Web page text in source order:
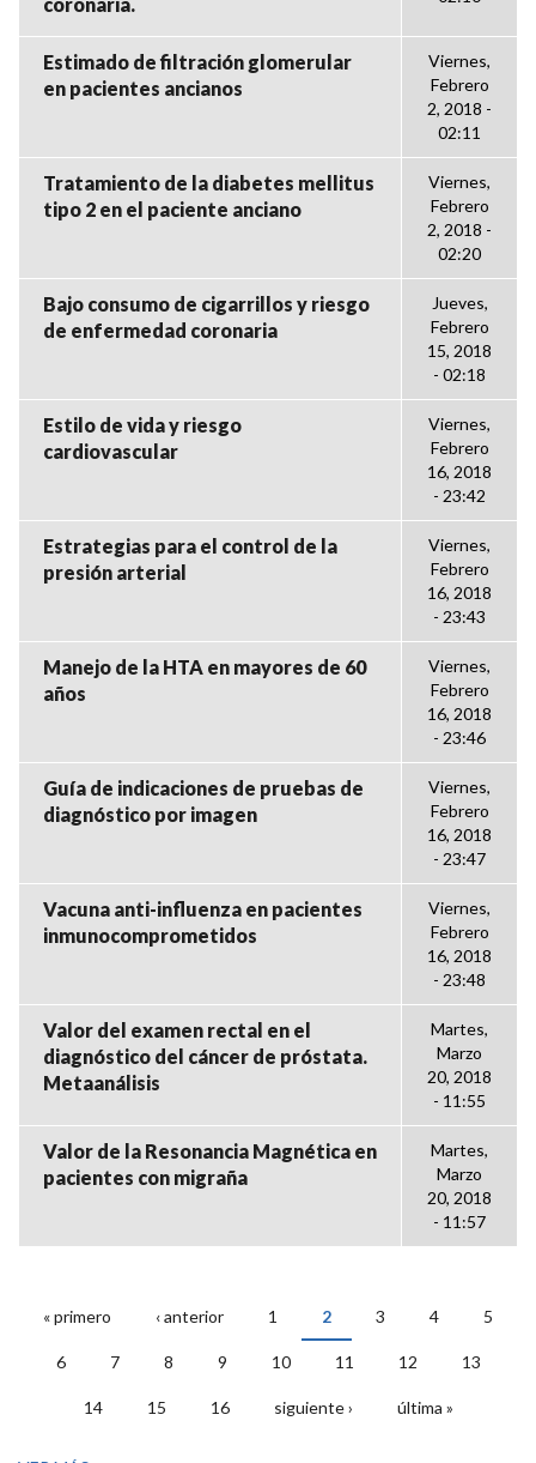
Estimado de filtración glomerular
en pacientes ancianos
Viernes,
Febrero
2, 2018 -
02:11
Tratamiento de la diabetes mellitus
tipo 2 en el paciente anciano
Viernes,
Febrero
2, 2018 -
02:20
Bajo consumo de cigarrillos y riesgo
de enfermedad coronaria
Jueves,
Febrero
15, 2018
- 02:18
Estilo de vida y riesgo
cardiovascular
Viernes,
Febrero
16, 2018
- 23:42
Estrategias para el control de la
presión arterial
Viernes,
Febrero
16, 2018
- 23:43
Manejo de la HTA en mayores de 60
años
Viernes,
Febrero
16, 2018
- 23:46
Guía de indicaciones de pruebas de
diagnóstico por imagen
Viernes,
Febrero
16, 2018
- 23:47
Vacuna anti-influenza en pacientes
inmunocomprometidos
Viernes,
Febrero
16, 2018
- 23:48
Valor del examen rectal en el
diagnóstico del cáncer de próstata.
Metaanálisis
Martes,
Marzo
20, 2018
- 11:55
Valor de la Resonancia Magnética en
pacientes con migraña
Martes,
Marzo
20, 2018
- 11:57
PÁGINAS
« primero ‹ anterior 1 2 3 4 5
6 7 8 9 10 11 12 13
14 15 16 siguiente › última »